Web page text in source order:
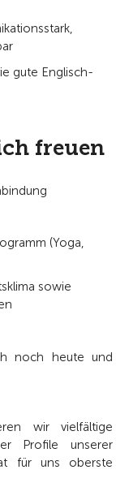
gute Englisch-
freuen
(Yoga,
sowie
noch heute und
wir vielfältige
Profile unserer
für uns oberste